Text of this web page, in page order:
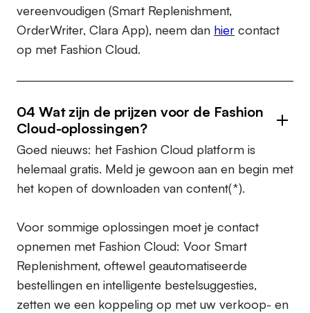
vereenvoudigen (Smart Replenishment,
OrderWriter, Clara App), neem dan hier contact
op met Fashion Cloud.
04 Wat zijn de prijzen voor de Fashion
Cloud-oplossingen?
Goed nieuws: het Fashion Cloud platform is
helemaal gratis. Meld je gewoon aan en begin met
het kopen of downloaden van content(*).
Voor sommige oplossingen moet je contact
opnemen met Fashion Cloud: Voor Smart
Replenishment, oftewel geautomatiseerde
bestellingen en intelligente bestelsuggesties,
zetten we een koppeling op met uw verkoop- en